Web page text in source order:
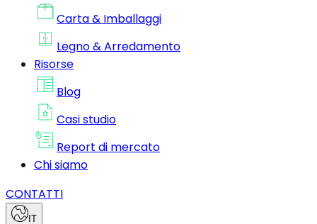
Carta & Imballaggi
Legno & Arredamento
Risorse
Blog
Casi studio
Report di mercato
Chi siamo
CONTATTI
IT